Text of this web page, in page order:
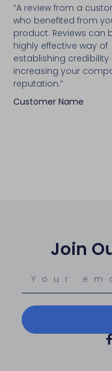
“A review from a
who benefited from
product. Reviews can
highly effective way of
establishing credibility
increasing your
reputation.”
Customer Name
Join